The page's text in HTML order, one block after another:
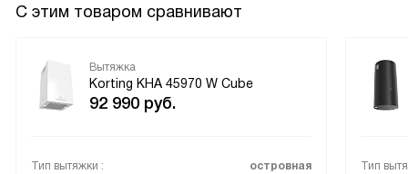
С этим товаром сравнивают
Вытяжка
Korting KHA 45970 W Cube
92 990 руб.
Тип вытяжки :
островная
Тип